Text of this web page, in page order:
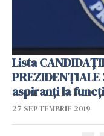
Lista
aspiranți la
27 SEPTEMBRIE 2019